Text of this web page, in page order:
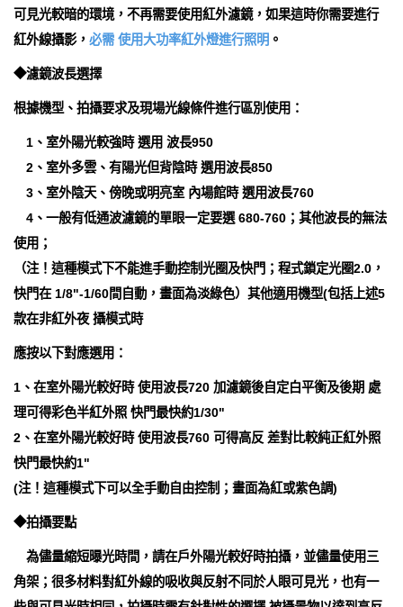
可見光較暗的環境，不再需要使用紅外濾鏡，如果這時你需要進行
紅外線攝影， 必需 使用大功率紅外燈進行照明 。
◆濾鏡波長選擇
根據機型、拍攝要求及現場光線條件進行區別使用：
1、室外陽光較強時 選用 波長950
2、室外多雲、有陽光但背陰時 選用波長850
3、室外陰天、傍晚或明亮室 內場館時 選用波長760
4、一般有低通波濾鏡的單眼一定要選 680-760；其他波長的無法
使用；
（注！這種模式下不能進手動控制光圈及快門；程式鎖定光圈2.0，
快門在 1/8"-1/60間自動，畫面為淡綠色）其他適用機型(包括上述5
款在非紅外夜 攝模式時
應按以下對應選用：
1、在室外陽光較好時 使用波長720 加濾鏡後自定白平衡及後期 處
理可得彩色半紅外照 快門最快約1/30"
2、在室外陽光較好時 使用波長760 可得高反 差對比較純正紅外照
快門最快約1"
(注！這種模式下可以全手動自由控制；畫面為紅或紫色調)
◆拍攝要點
為儘量縮短曝光時間，請在戶外陽光較好時拍攝，並儘量使用三
角架；很多材料對紅外線的吸收與反射不同於人眼可見光，也有一